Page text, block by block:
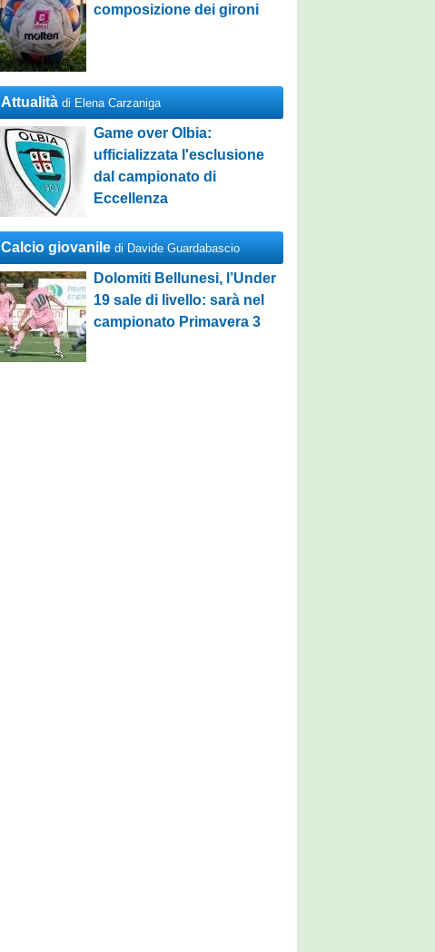
composizione dei gironi
Attualità di Elena Carzaniga
Game over Olbia:
ufficializzata l'esclusione
dal campionato di
Eccellenza
Calcio giovanile di Davide Guardabascio
Dolomiti Bellunesi, l’Under
19 sale di livello: sarà nel
campionato Primavera 3